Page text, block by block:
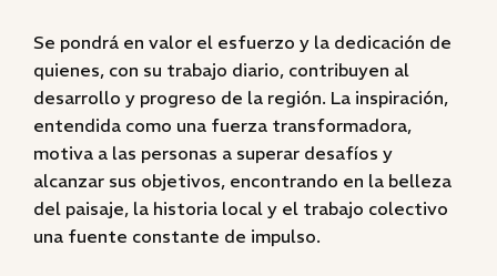
Se pondrá en valor el esfuerzo y la dedicación de
quienes, con su trabajo diario, contribuyen al
desarrollo y progreso de la región. La inspiración,
entendida como una fuerza transformadora,
motiva a las personas a superar desafíos y
alcanzar sus objetivos, encontrando en la belleza
del paisaje, la historia local y el trabajo colectivo
una fuente constante de impulso.